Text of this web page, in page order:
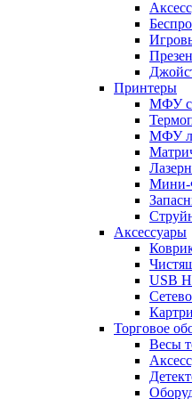
Принтеры
МФУ
МФУ
Мини-
Аксессуары
USB
Торговое
Весы